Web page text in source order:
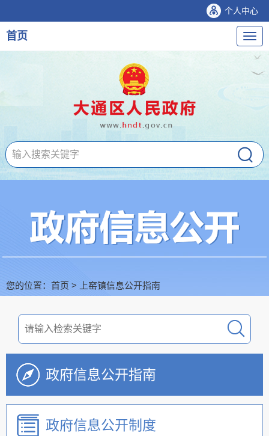
个人中心
导
航
首页
您的位置： 首页 > 上窑镇信息公开指南
政府信息公开指南
政府信息公开制度